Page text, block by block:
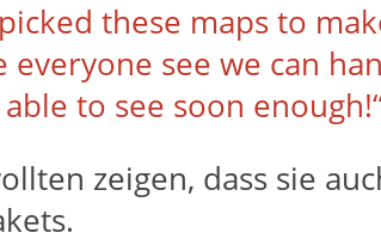
these maps to
see we can
to see soon
zeigen, dass sie